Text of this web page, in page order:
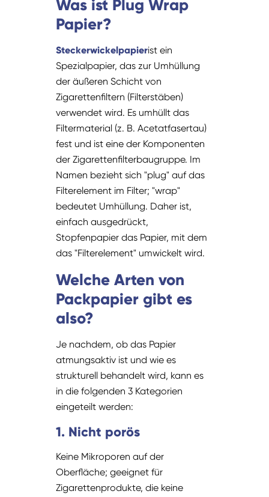
Was ist Plug Wrap
Papier?
Steckerwickelpapierist ein
Spezialpapier, das zur Umhüllung
der äußeren Schicht von
Zigarettenfiltern (Filterstäben)
verwendet wird. Es umhüllt das
Filtermaterial (z. B. Acetatfasertau)
fest und ist eine der Komponenten
der Zigarettenfilterbaugruppe. Im
Namen bezieht sich "plug" auf das
Filterelement im Filter; "wrap"
bedeutet Umhüllung. Daher ist,
einfach ausgedrückt,
Stopfenpapier das Papier, mit dem
das "Filterelement" umwickelt wird.
Welche Arten von
Packpapier gibt es
also?
Je nachdem, ob das Papier
atmungsaktiv ist und wie es
strukturell behandelt wird, kann es
in die folgenden 3 Kategorien
eingeteilt werden:
1. Nicht porös
Keine Mikroporen auf der
Oberfläche; geeignet für
Zigarettenprodukte, die keine